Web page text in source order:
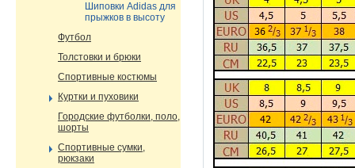
Шиповки Adidas для
прыжков в высоту
Футбол
Толстовки и брюки
Спортивные костюмы
Куртки и пуховики
Городские футболки, поло,
шорты
Спортивные сумки,
рюкзаки